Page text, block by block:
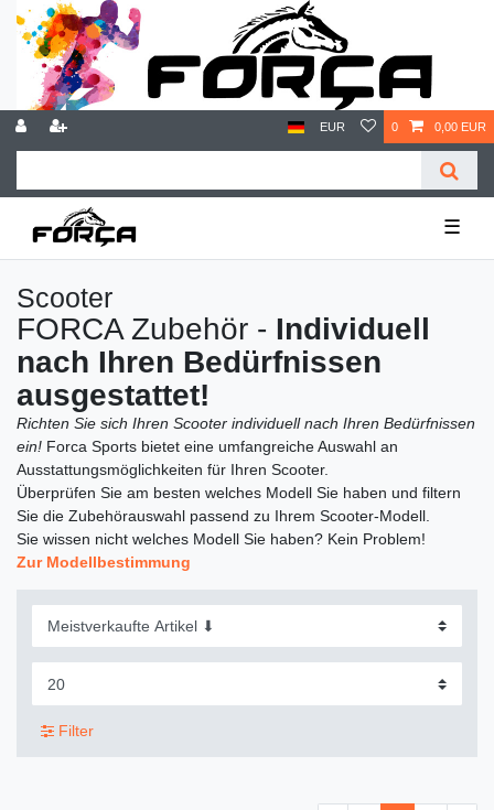
EUR 0 0,00 EUR
☰
Scooter
FORCA Zubehör - Individuell
nach Ihren Bedürfnissen
ausgestattet!
Richten Sie sich Ihren Scooter individuell nach Ihren Bedürfnissen
ein! Forca Sports bietet eine umfangreiche Auswahl an
Ausstattungsmöglichkeiten für Ihren Scooter.
Überprüfen Sie am besten welches Modell Sie haben und filtern
Sie die Zubehörauswahl passend zu Ihrem Scooter-Modell.
Sie wissen nicht welches Modell Sie haben? Kein Problem!
Zur Modellbestimmung
Filter